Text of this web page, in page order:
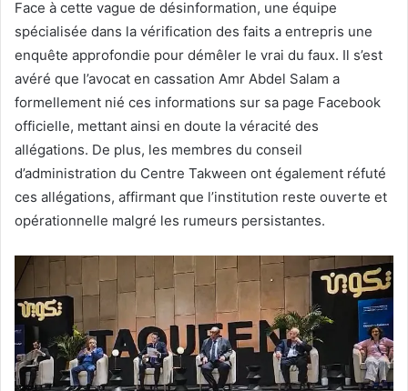
Face à cette vague de désinformation, une équipe
spécialisée dans la vérification des faits a entrepris une
enquête approfondie pour démêler le vrai du faux. Il s’est
avéré que l’avocat en cassation Amr Abdel Salam a
formellement nié ces informations sur sa page Facebook
officielle, mettant ainsi en doute la véracité des
allégations. De plus, les membres du conseil
d’administration du Centre Takween ont également réfuté
ces allégations, affirmant que l’institution reste ouverte et
opérationnelle malgré les rumeurs persistantes.